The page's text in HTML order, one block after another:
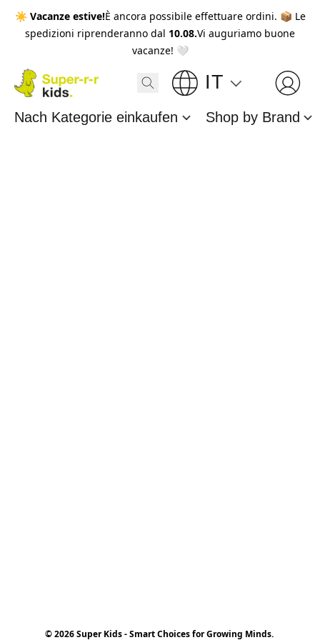
☀️ Vacanze estive!È ancora possibile effettuare ordini. 📦 Le
spedizioni riprenderanno dal 10.08.Vi auguriamo buone
vacanze! 🤍
IT
Nach Kategorie einkaufen Shop by Brand
© 2026 Super Kids - Smart Choices for Growing Minds.